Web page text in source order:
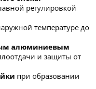
регулировкой
температуре до
алюминиевым
и защиты от
при образовании